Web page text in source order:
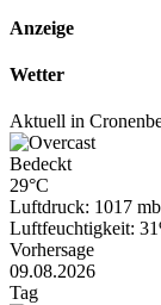
Anzeige
Wetter
Aktuell in
Bedeckt
29°C
Luftdruck: 1017 mb
Luftfeuchtigkeit:
Vorhersage
09.08.2026
Tag